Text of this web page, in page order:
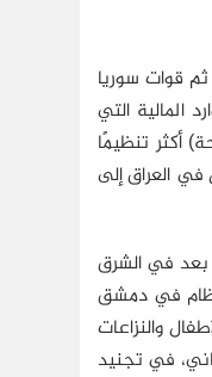
قوات سوريا
المالية التي
أكثر تنظيمًا
في العراق إلى
بعد في الشرق
النظام في دمشق
والنزاعات
في تجنيد